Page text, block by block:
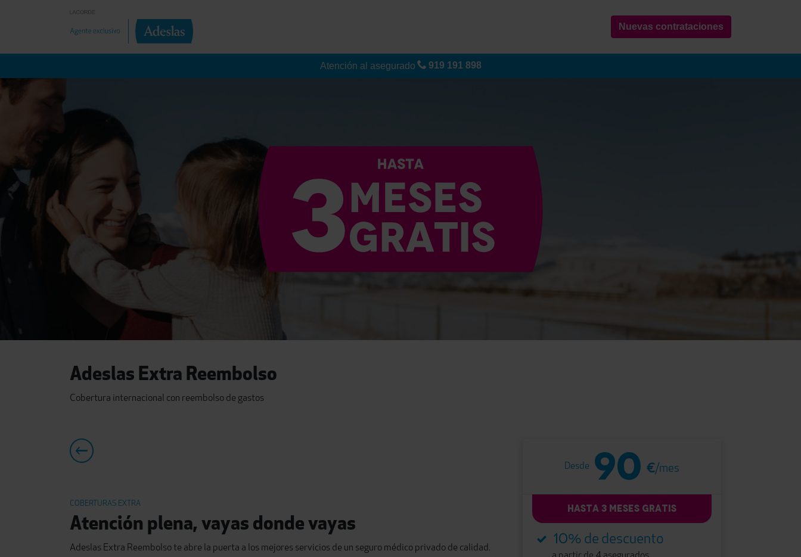
Nuevas contrataciones
Atención al asegurado 919 191 898
Adeslas Extra Reembolso
Cobertura internacional con reembolso de gastos
COBERTURAS EXTRA
Atención plena, vayas donde vayas
Adeslas Extra Reembolso te abre la puerta a los mejores servicios de un seguro médico privado de calidad.
Desde 90 €/mes
HASTA 3 MESES GRATIS
10% de descuento